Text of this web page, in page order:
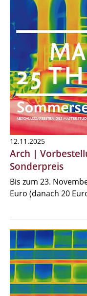
12.11.2025
Arch |
Sonderpreis
Bis zum 23.
Euro (danach 20